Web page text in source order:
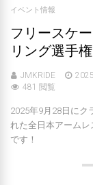
イベント情報
フリースケ
リング選手
JMKRIDE
481 閲覧
2025年9月28日にク
れた全日本アーム
です！